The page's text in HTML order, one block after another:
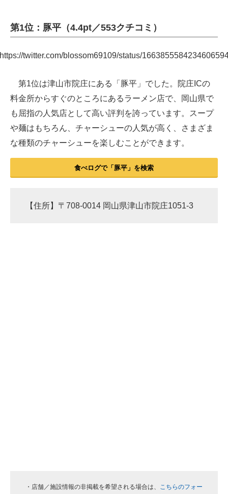
第1位：豚平（4.4pt／553クチコミ）
twitter.com/blossom69109/status/
第1位は津山市院庄にある「豚平」でした。院庄ICの
料金所からすぐのところにあるラーメン店で、岡山県で
も屈指の人気店として高い評判を誇っています。スープ
や麺はもちろん、チャーシューの人気が高く、さまざま
な種類のチャーシューを楽しむことができます。
食べログで「豚平」を検索
【住所】〒708-0014 岡山県津山市院庄1051-3
・店舗／施設情報の非掲載を希望される場合は、 こちらのフォー